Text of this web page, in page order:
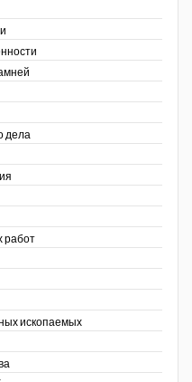
дела
работ
ископаемых